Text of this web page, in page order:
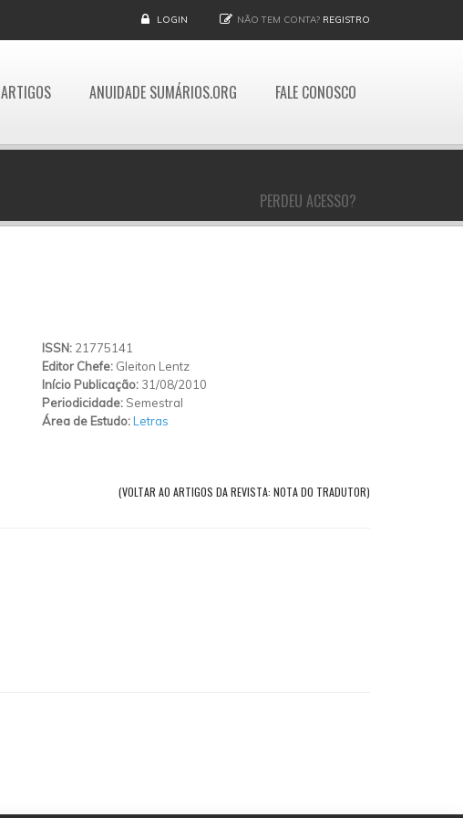
LOGIN NÃO TEM CONTA? REGISTRO
ARTIGOS ANUIDADE SUMÁRIOS.ORG FALE CONOSCO
PERDEU ACESSO?
ISSN: 21775141
Editor Chefe: Gleiton Lentz
Início Publicação: 31/08/2010
Periodicidade: Semestral
Área de Estudo:Letras
(VOLTAR AO ARTIGOS DA REVISTA: NOTA DO TRADUTOR)